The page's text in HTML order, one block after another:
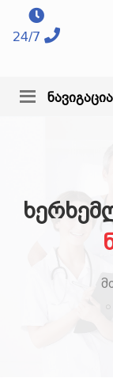
24/7
ნავიგაცია